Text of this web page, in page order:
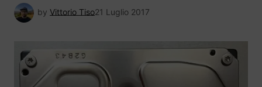
by Vittorio Tiso21 Luglio 2017